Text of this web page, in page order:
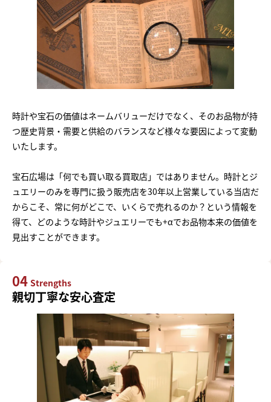
時計や宝石の価値はネームバリューだけでなく、そのお品物が持
つ歴史背景・需要と供給のバランスなど様々な要因によって変動
いたします。
宝石広場は「何でも買い取る買取店」ではありません。時計とジ
ュエリーのみを専門に扱う販売店を30年以上営業している当店だ
からこそ、常に何がどこで、いくらで売れるのか？という情報を
得て、どのような時計やジュエリーでも+αでお品物本来の価値を
見出すことができます。
04 Strengths
親切丁寧な安心査定